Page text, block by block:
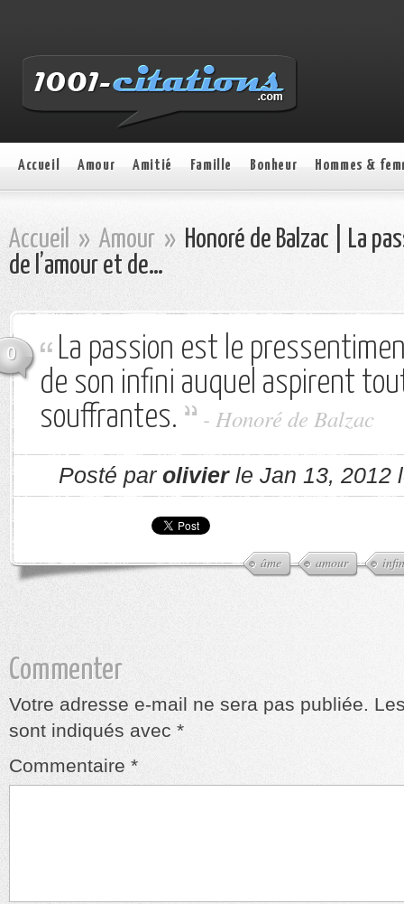
Accueil Amour Amitié Famille Bonheur Hommes &
Accueil » Amour » Honoré de Balzac | La
de l’amour et de…
0
La passion est le
de son infini auquel aspirent
souffrantes.
- Honoré de Balzac
Posté par olivierle Jan 13, 2012
âme amour
Commenter
Votre adresse e-mail ne sera pas publiée.
sont indiqués avec *
Commentaire *